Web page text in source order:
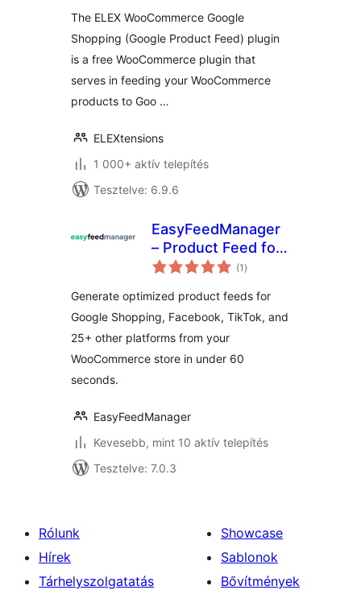
Feed)
The ELEX WooCommerce Google
Shopping (Google Product Feed) plugin
is a free WooCommerce plugin that
serves in feeding your WooCommerce
products to Goo …
ELEXtensions
1 000+ aktív telepítés
Tesztelve: 6.9.6
EasyFeedManager
– Product Feed for
WooCommerce
(1 értékelés
összesen
)
Generate optimized product feeds for
Google Shopping, Facebook, TikTok, and
25+ other platforms from your
WooCommerce store in under 60
seconds.
EasyFeedManager
Kevesebb, mint 10 aktív telepítés
Tesztelve: 7.0.3
Rólunk
Hírek
Tárhelyszolgatatás
Showcase
Sablonok
Bővítmények